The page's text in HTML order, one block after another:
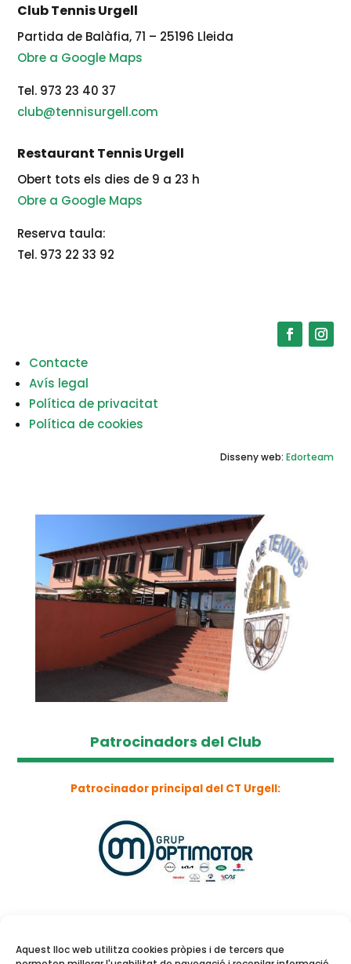
Aquest lloc web utilitza cookies pròpies i de tercers que
Club Tennis Urgell
Partida de Balàfia, 71 – 25196 Lleida
Obre a Google Maps
Tel. 973 23 40 37
club@tennisurgell.com
Restaurant Tennis Urgell
Obert tots els dies de 9 a 23 h
Obre a Google Maps
Reserva taula:
Tel. 973 22 33 92
Contacte
Avís legal
Política de privacitat
Política de cookies
Disseny web: Edorteam
Patrocinadors del Club
Patrocinador principal del CT Urgell: